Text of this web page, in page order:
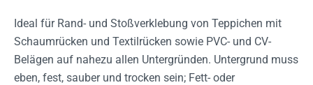
Ideal für Rand- und Stoßverklebung von Teppichen mit
Schaumrücken und Textilrücken sowie PVC- und CV-
Belägen auf nahezu allen Untergründen. Untergrund muss
eben, fest, sauber und trocken sein; Fett- oder